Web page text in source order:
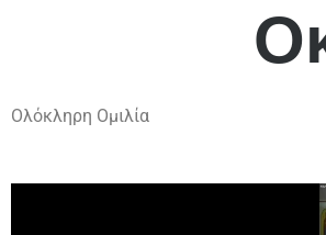
Ολόκληρη Ομιλία